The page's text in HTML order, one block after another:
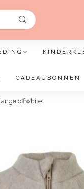
CADEAUBONNEN
offwhite